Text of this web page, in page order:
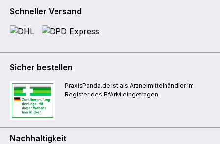
Schneller Versand
Sicher bestellen
PraxisPanda.de ist als Arzneimittelhändler im
Register des BfArM eingetragen
Nachhaltigkeit